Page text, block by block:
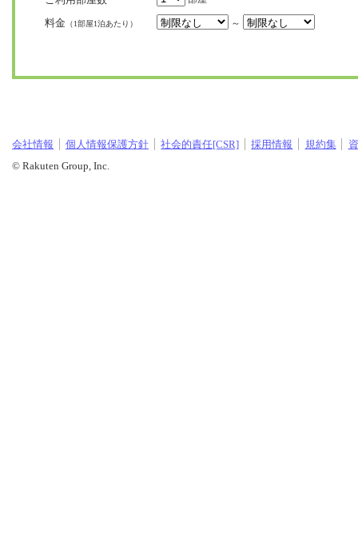
料金 （1部屋1泊あたり） ～
会社情報 個人情報保護方針 社会的責任[CSR] 採用情報 規約集
© Rakuten Group, Inc.